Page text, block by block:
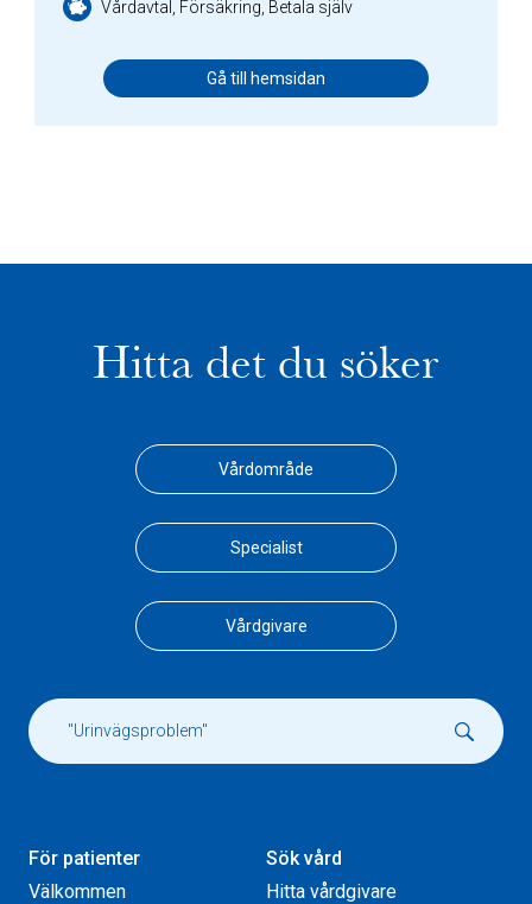
Vårdavtal, Försäkring, Betala själv
Gå till hemsidan
Hitta det du söker
Vårdområde
Specialist
Vårdgivare
För patienter
Välkommen
Sök vård
Hitta vårdgivare